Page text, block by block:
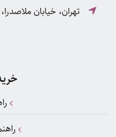
تهران، خیابان